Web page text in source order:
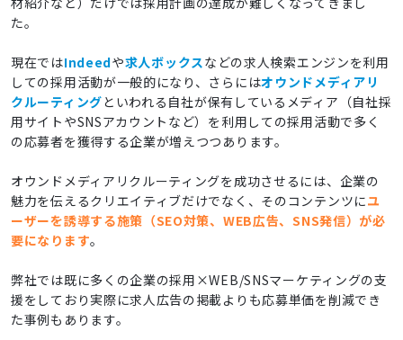
た。
現在ではIndeedや求人ボックスなどの求人検索エンジンを利用
しての採用活動が一般的になり、さらにはオウンドメディアリ
クルーティングといわれる自社が保有しているメディア（自社採
用サイトやSNSアカウントなど）を利用しての採用活動で多く
の応募者を獲得する企業が増えつつあります。
オウンドメディアリクルーティングを成功させるには、企業の
魅力を伝えるクリエイティブだけでなく、そのコンテンツにユ
ーザーを誘導する施策（SEO対策、WEB広告、SNS発信）が必
要になります。
弊社では既に多くの企業の採用×WEB/SNSマーケティングの支
援をしており実際に求人広告の掲載よりも応募単価を削減でき
た事例もあります。